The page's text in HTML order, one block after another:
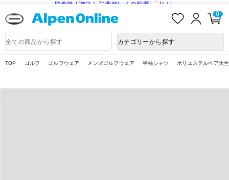
熊本県で発生した地震による影響について
入
ロ
ン
0
品
検
カテゴリーから探す
TOP ゴルフ ゴルフウェア メンズゴルフウェア 半袖シャツ ポリエステルベア天